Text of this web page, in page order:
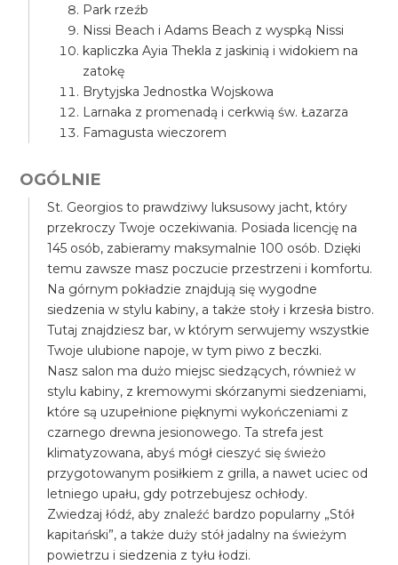
Park rzeźb
Nissi Beach i Adams Beach z wyspką Nissi
kapliczka Ayia Thekla z jaskinią i widokiem na
zatokę
Brytyjska Jednostka Wojskowa
Larnaka z promenadą i cerkwią św. Łazarza
Famagusta wieczorem
OGÓLNIE
St. Georgios to prawdziwy luksusowy jacht, który
przekroczy Twoje oczekiwania. Posiada licencję na
145 osób, zabieramy maksymalnie 100 osób. Dzięki
temu zawsze masz poczucie przestrzeni i komfortu.
Na górnym pokładzie znajdują się wygodne
siedzenia w stylu kabiny, a także stoły i krzesła bistro.
Tutaj znajdziesz bar, w którym serwujemy wszystkie
Twoje ulubione napoje, w tym piwo z beczki.
Nasz salon ma dużo miejsc siedzących, również w
stylu kabiny, z kremowymi skórzanymi siedzeniami,
które są uzupełnione pięknymi wykończeniami z
czarnego drewna jesionowego. Ta strefa jest
klimatyzowana, abyś mógł cieszyć się świeżo
przygotowanym posiłkiem z grilla, a nawet uciec od
letniego upału, gdy potrzebujesz ochłody.
Zwiedzaj łódź, aby znaleźć bardzo popularny „Stół
kapitański”, a także duży stół jadalny na świeżym
powietrzu i siedzenia z tyłu łodzi.